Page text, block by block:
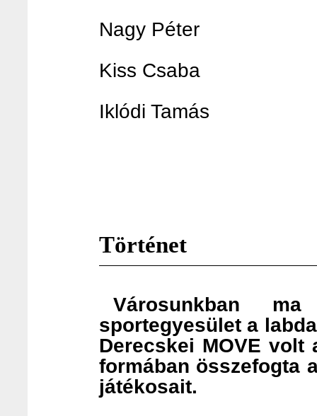
Nagy Péter
Kiss Csaba
Iklódi Tamás
Történet
Városunkban
sportegyesület a
Derecskei MOVE volt
formában összefogta
játékosait.